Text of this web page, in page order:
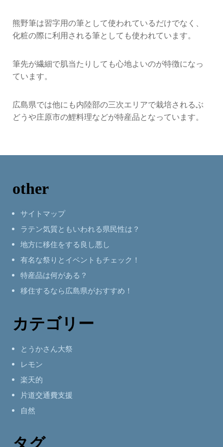
熊野筆は習字用の筆として使われているだけでなく、
化粧の際に利用される筆としても使われています。
筆先が繊細で肌当たりしても心地よいのが特徴になっ
ています。
広島県では他にも内陸部の三次エリアで栽培されるぶ
どうや庄原市の鯉料理などが特産品となっています。
other
サイトマップ
ラテン気質ともいわれる県民性は？
地方に移住をする良し悪し
有名な祭りとイベントもチェック！
特産品は何がある？
移住するなら広島県がおすすめ！
カテゴリー
とうかさん大祭
レモン
楽天的
片道交通費支援
自然